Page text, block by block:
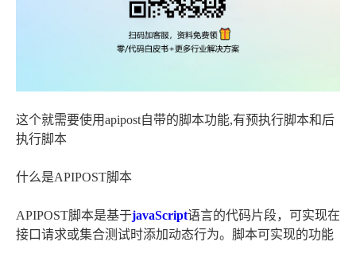
这个就需要使用apipost自带的脚本功能,有预执行脚本和后
执行脚本
什么是APIPOST脚本
APIPOST脚本是基于javaScript语言的代码片段，可实现在
接口请求或集合测试时添加动态行为。脚本可实现的功能